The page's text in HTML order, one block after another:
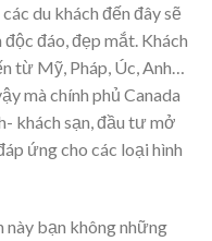
du khách đến đây sẽ
đáo, đẹp mắt. Khách
từ Mỹ, Pháp, Úc, Anh…
mà chính phủ Canada
khách sạn, đầu tư mở
ứng cho các loại hình
này bạn không những